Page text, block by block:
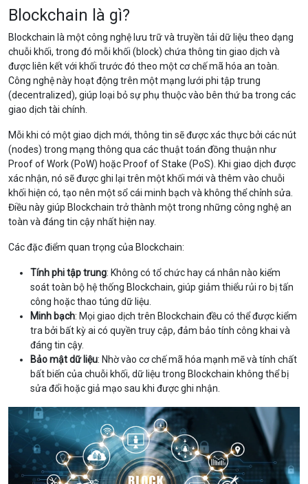
Blockchain là gì?
Blockchain là một công nghệ lưu trữ và truyền tải dữ liệu theo dạng
chuỗi khối, trong đó mỗi khối (block) chứa thông tin giao dịch và
được liên kết với khối trước đó theo một cơ chế mã hóa an toàn.
Công nghệ này hoạt động trên một mạng lưới phi tập trung
(decentralized), giúp loại bỏ sự phụ thuộc vào bên thứ ba trong các
giao dịch tài chính.
Mỗi khi có một giao dịch mới, thông tin sẽ được xác thực bởi các nút
(nodes) trong mạng thông qua các thuật toán đồng thuận như
Proof of Work (PoW) hoặc Proof of Stake (PoS). Khi giao dịch được
xác nhận, nó sẽ được ghi lại trên một khối mới và thêm vào chuỗi
khối hiện có, tạo nên một sổ cái minh bạch và không thể chỉnh sửa.
Điều này giúp Blockchain trở thành một trong những công nghệ an
toàn và đáng tin cậy nhất hiện nay.
Các đặc điểm quan trọng của Blockchain:
Tính phi tập trung: Không có tổ chức hay cá nhân nào kiểm
soát toàn bộ hệ thống Blockchain, giúp giảm thiểu rủi ro bị tấn
công hoặc thao túng dữ liệu.
Minh bạch: Mọi giao dịch trên Blockchain đều có thể được kiểm
tra bởi bất kỳ ai có quyền truy cập, đảm bảo tính công khai và
đáng tin cậy.
Bảo mật dữ liệu: Nhờ vào cơ chế mã hóa mạnh mẽ và tính chất
bất biến của chuỗi khối, dữ liệu trong Blockchain không thể bị
sửa đổi hoặc giả mạo sau khi được ghi nhận.